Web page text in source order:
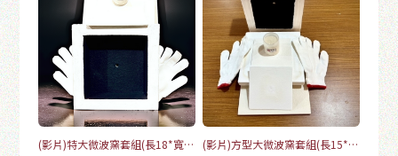
(影片)特大微波窯套組(長18*寬
(影片)方型大微波窯套組(長15*寬